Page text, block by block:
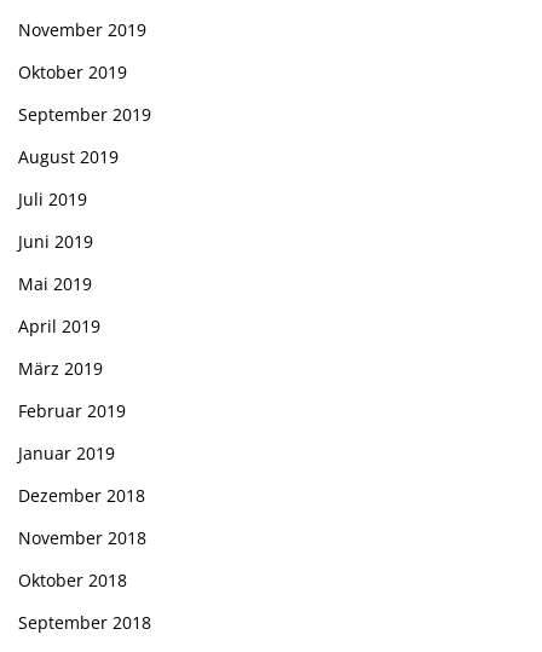
November 2019
Oktober 2019
September 2019
August 2019
Juli 2019
Juni 2019
Mai 2019
April 2019
März 2019
Februar 2019
Januar 2019
Dezember 2018
November 2018
Oktober 2018
September 2018